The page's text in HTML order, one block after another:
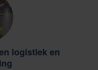
logistiek en